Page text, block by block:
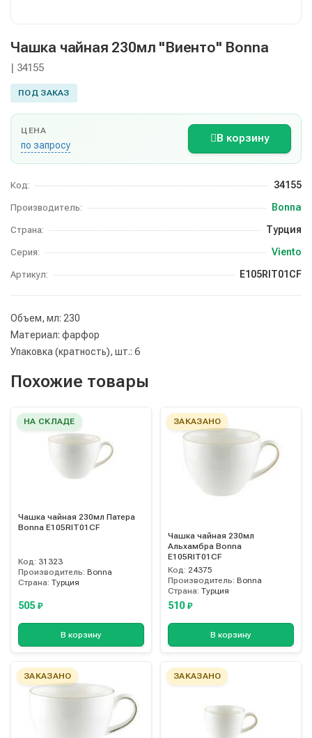
Чашка чайная 230мл "Виенто" Bonna
| 34155
ПОД ЗАКАЗ
ЦЕНА
по запросу
В корзину
Код: 34155
Производитель: Bonna
Страна: Турция
Серия: Viento
Артикул: E105RIT01CF
Объем, мл: 230
Материал: фарфор
Упаковка (кратность), шт.: 6
Похожие товары
НА СКЛАДЕ
Чашка чайная 230мл Патера
Bonna E105RIT01CF
Код: 31323
Производитель: Bonna
Страна: Турция
505 ₽
В корзину
ЗАКАЗАНО
Чашка чайная 230мл
Альхамбра Bonna
E105RIT01CF
Код: 24375
Производитель: Bonna
Страна: Турция
510 ₽
В корзину
ЗАКАЗАНО ЗАКАЗАНО